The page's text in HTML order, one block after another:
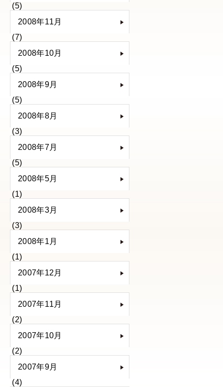
(5)
2008年11月
(7)
2008年10月
(5)
2008年9月
(5)
2008年8月
(3)
2008年7月
(5)
2008年5月
(1)
2008年3月
(3)
2008年1月
(1)
2007年12月
(1)
2007年11月
(2)
2007年10月
(2)
2007年9月
(4)